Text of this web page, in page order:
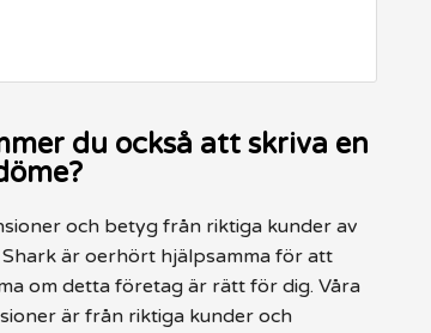
du också att skriva en
och betyg från riktiga kunder av
Shark är oerhört hjälpsamma för att
om detta företag är rätt för dig. Våra
är från riktiga kunder och